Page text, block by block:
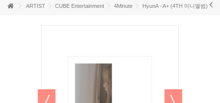
ARTIST CUBE Entertainment 4Minute HyunA - A+ (4TH 미니앨범)